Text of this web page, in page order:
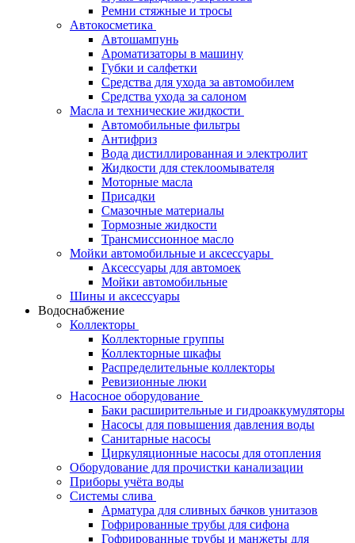
Ремни стяжные и тросы
Автокосметика
Автошампунь
Ароматизаторы в машину
Губки и салфетки
Средства для ухода за автомобилем
Средства ухода за салоном
Масла и технические жидкости
Автомобильные фильтры
Антифриз
Вода дистиллированная и электролит
Жидкости для стеклоомывателя
Моторные масла
Присадки
Смазочные материалы
Тормозные жидкости
Трансмиссионное масло
Мойки автомобильные и аксессуары
Аксессуары для автомоек
Мойки автомобильные
Шины и аксессуары
Водоснабжение
Коллекторы
Коллекторные группы
Коллекторные шкафы
Распределительные коллекторы
Ревизионные люки
Насосное оборудование
Баки расширительные и гидроаккумуляторы
Насосы для повышения давления воды
Санитарные насосы
Циркуляционные насосы для отопления
Оборудование для прочистки канализации
Приборы учёта воды
Системы слива
Арматура для сливных бачков унитазов
Гофрированные трубы для сифона
Гофрированные трубы и манжеты для